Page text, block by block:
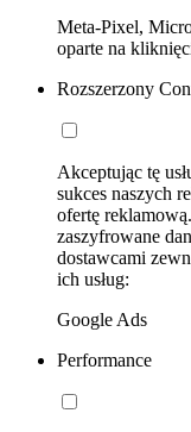
Meta-Pixel,
oparte na
Rozszerzony
Akceptując tę
sukces naszych
ofertę
zaszyfrowane
dostawcami
ich usług:
Google Ads
Performance